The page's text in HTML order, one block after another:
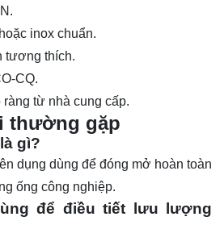
inox chuẩn.
tương thích.
CQ.
ràng từ nhà cung cấp.
thường gặp
gì?
dụng dùng để đóng mở hoàn toàn
ống công nghiệp.
để điều tiết lưu lượng